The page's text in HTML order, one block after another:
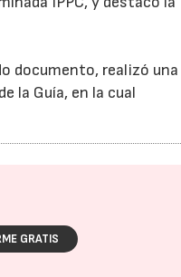
documento, realizó una
la Guía, en la cual
GRATIS